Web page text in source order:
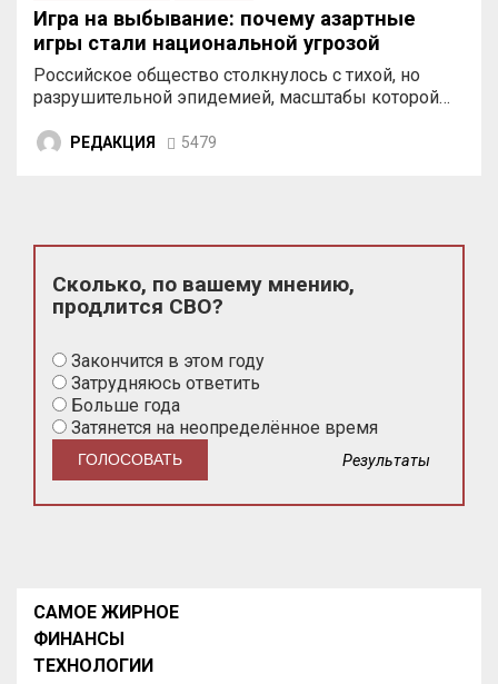
Игра на выбывание: почему азартные
игры стали национальной угрозой
Российское общество столкнулось с тихой, но
разрушительной эпидемией, масштабы которой…
РЕДАКЦИЯ 5479
Сколько, по вашему мнению,
продлится СВО?
Закончится в этом году
Затрудняюсь ответить
Больше года
Затянется на неопределённое время
Результаты
САМОЕ ЖИРНОЕ
ФИНАНСЫ
ТЕХНОЛОГИИ